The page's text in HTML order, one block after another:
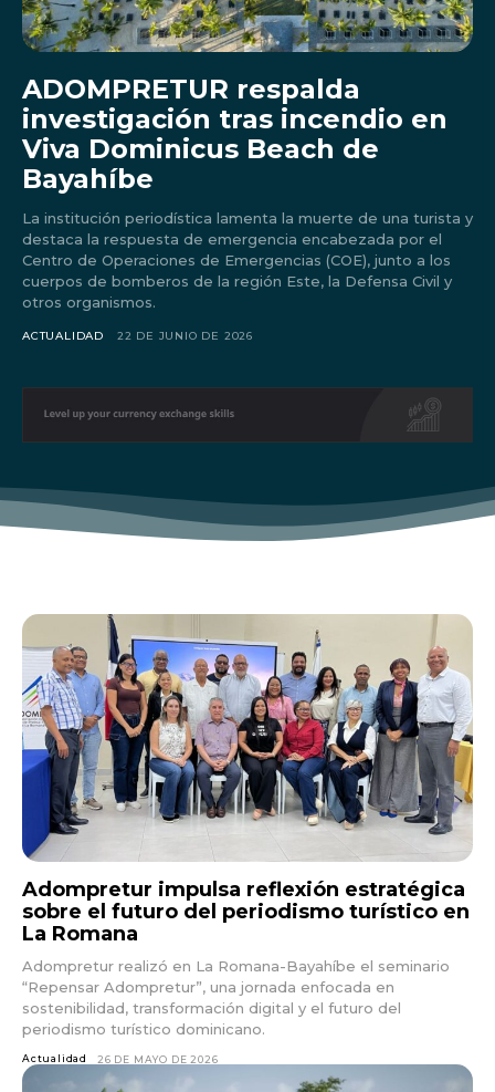
Don't miss
out!
Sing up for our newsletter
to stay in the loop.
ADOMPRETUR respalda
investigación tras incendio en
Viva Dominicus Beach de
Bayahíbe
La institución periodística lamenta la muerte de una turista y
destaca la respuesta de emergencia encabezada por el
Centro de Operaciones de Emergencias (COE), junto a los
cuerpos de bomberos de la región Este, la Defensa Civil y
otros organismos.
ACTUALIDAD 22 DE JUNIO DE 2026
Adompretur impulsa reflexión estratégica
sobre el futuro del periodismo turístico en
La Romana
Adompretur realizó en La Romana-Bayahíbe el seminario
“Repensar Adompretur”, una jornada enfocada en
sostenibilidad, transformación digital y el futuro del
periodismo turístico dominicano.
Actualidad 26 DE MAYO DE 2026